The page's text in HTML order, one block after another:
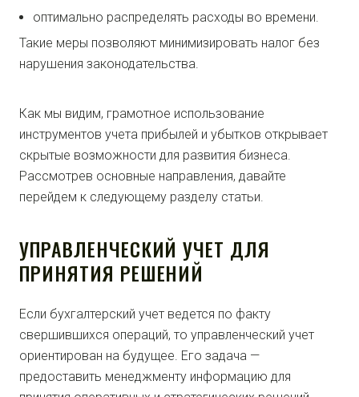
оптимально распределять расходы во времени.
Такие меры позволяют минимизировать налог без
нарушения законодательства.
Как мы видим, грамотное использование
инструментов учета прибылей и убытков открывает
скрытые возможности для развития бизнеса.
Рассмотрев основные направления, давайте
перейдем к следующему разделу статьи.
УПРАВЛЕНЧЕСКИЙ УЧЕТ ДЛЯ
ПРИНЯТИЯ РЕШЕНИЙ
Если бухгалтерский учет ведется по факту
свершившихся операций, то управленческий учет
ориентирован на будущее. Его задача —
предоставить менеджменту информацию для